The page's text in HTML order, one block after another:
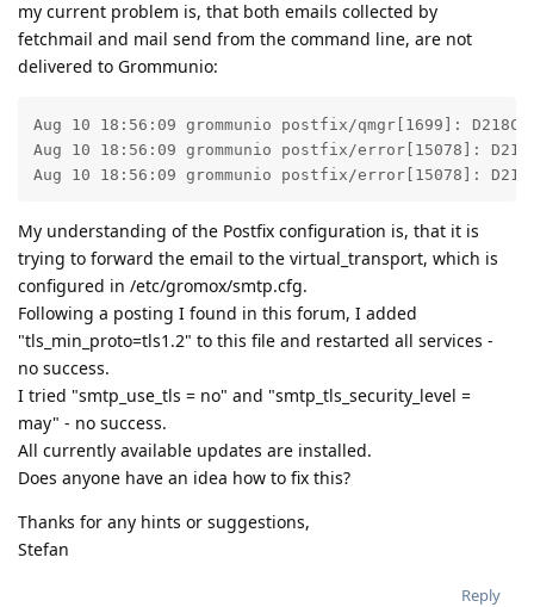
my current problem is, that both emails collected by
fetchmail and mail send from the command line, are not
delivered to Grommunio:
Aug 10 18:56:09 grommunio postfix/qmgr[1699]:
Aug 10 18:56:09 grommunio postfix/error[15078]:
Aug 10 18:56:09 grommunio postfix/error[15078]:
My understanding of the Postfix configuration is, that it is
trying to forward the email to the virtual_transport, which is
configured in /etc/gromox/smtp.cfg.
Following a posting I found in this forum, I added
"tls_min_proto=tls1.2" to this file and restarted all services -
no success.
I tried "smtp_use_tls = no" and "smtp_tls_security_level =
may" - no success.
All currently available updates are installed.
Does anyone have an idea how to fix this?
Thanks for any hints or suggestions,
Stefan
Reply